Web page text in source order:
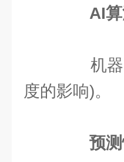
AI
机器
度的影响)。
预